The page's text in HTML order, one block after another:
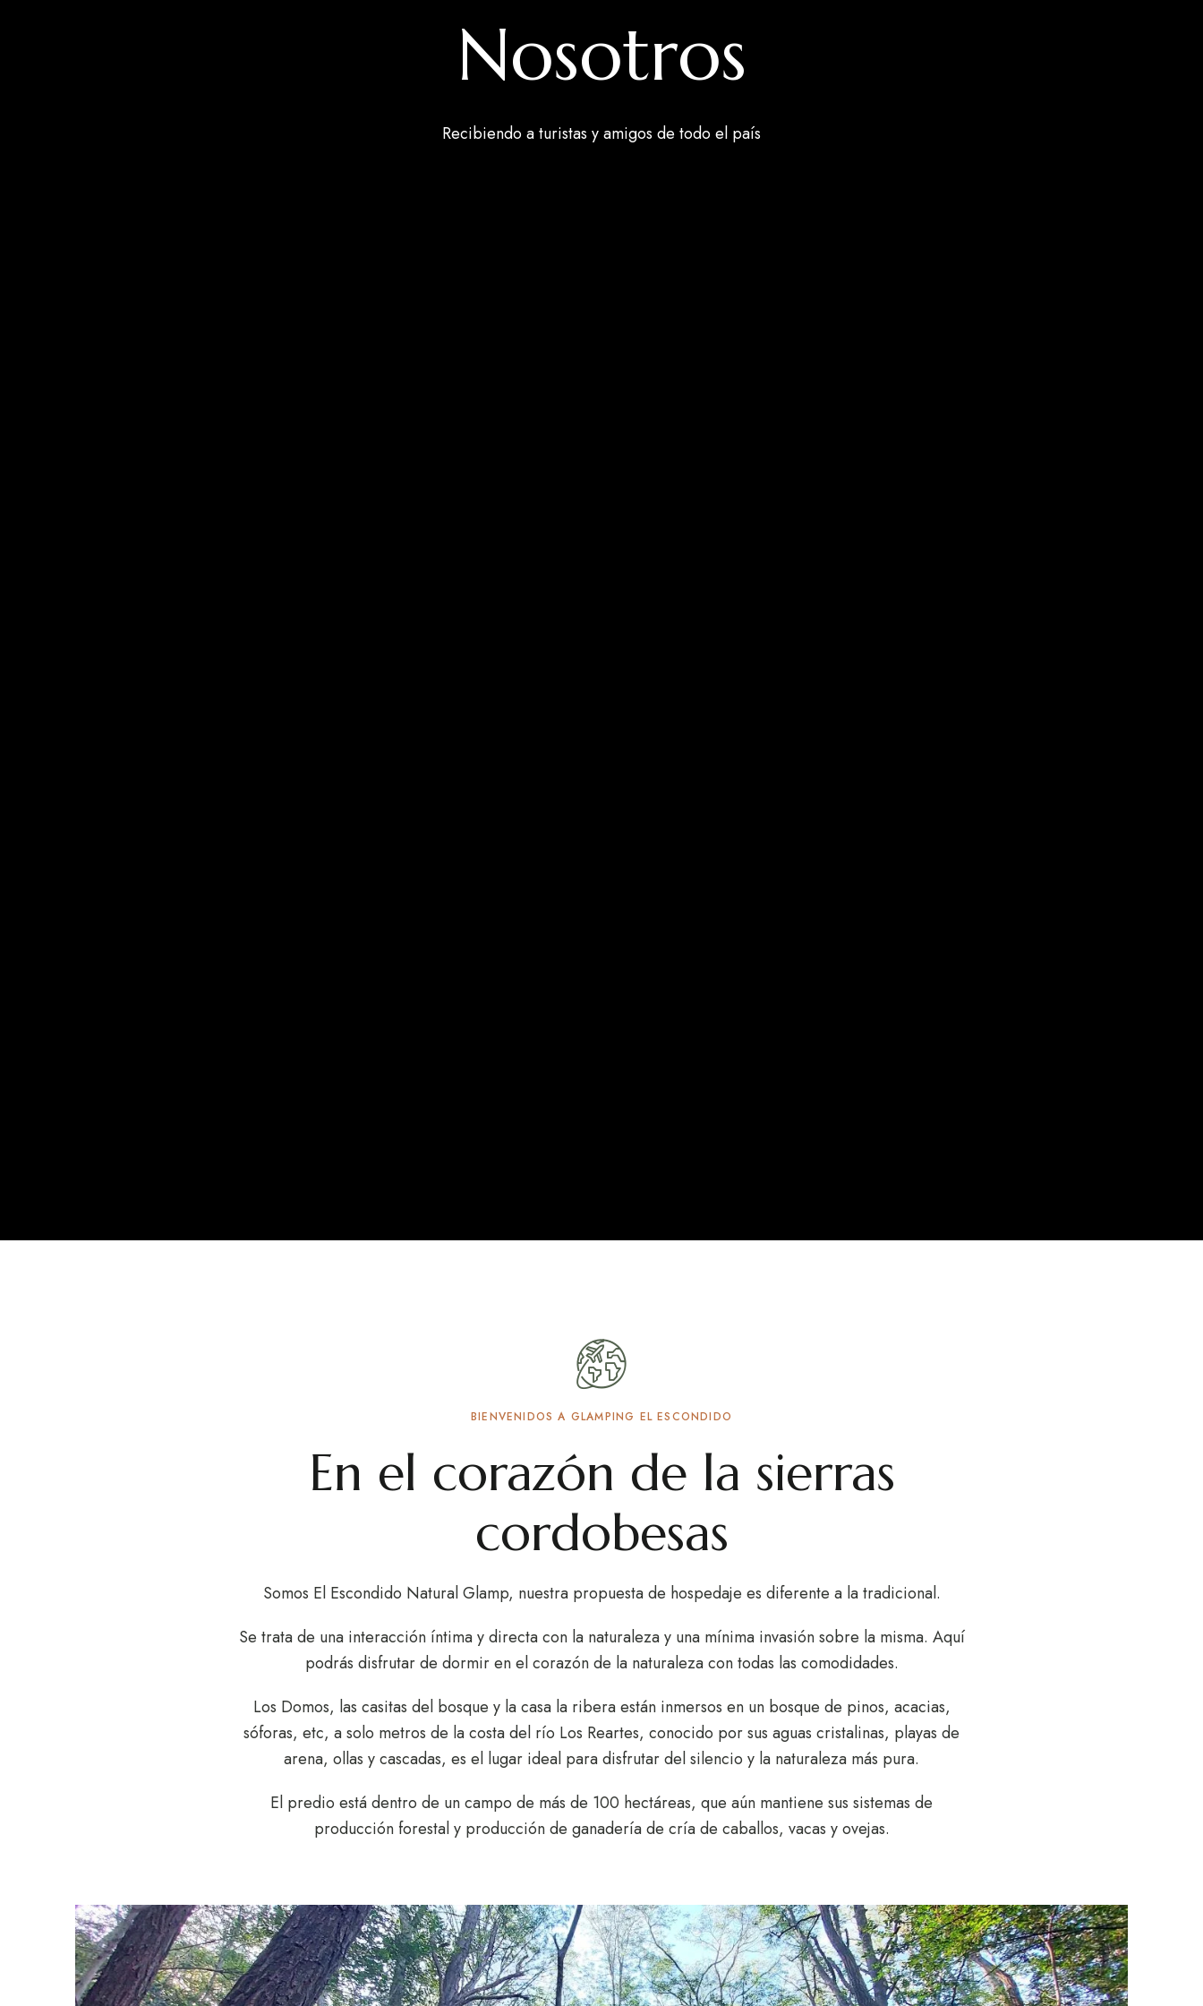
Nosotros
Recibiendo a turistas y amigos de todo el país
BIENVENIDOS A GLAMPING EL ESCONDIDO
En el corazón de la sierras
cordobesas
Somos El Escondido Natural Glamp, nuestra propuesta de hospedaje es diferente a la tradicional.
Se trata de una interacción íntima y directa con la naturaleza y una mínima invasión sobre la misma. Aquí
podrás disfrutar de dormir en el corazón de la naturaleza con todas las comodidades.
Los Domos, las casitas del bosque y la casa la ribera están inmersos en un bosque de pinos, acacias,
sóforas, etc, a solo metros de la costa del río Los Reartes, conocido por sus aguas cristalinas, playas de
arena, ollas y cascadas, es el lugar ideal para disfrutar del silencio y la naturaleza más pura.
El predio está dentro de un campo de más de 100 hectáreas, que aún mantiene sus sistemas de
producción forestal y producción de ganadería de cría de caballos, vacas y ovejas.